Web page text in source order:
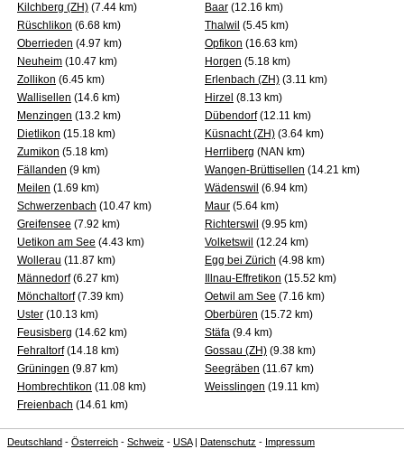
Kilchberg (ZH) (7.44 km) Baar (12.16 km)
Rüschlikon (6.68 km) Thalwil (5.45 km)
Oberrieden (4.97 km) Opfikon (16.63 km)
Neuheim (10.47 km) Horgen (5.18 km)
Zollikon (6.45 km) Erlenbach (ZH) (3.11 km)
Wallisellen (14.6 km) Hirzel (8.13 km)
Menzingen (13.2 km) Dübendorf(12.11 km)
Dietlikon (15.18 km) Küsnacht (ZH) (3.64 km)
Zumikon (5.18 km) Herrliberg (NAN km)
Fällanden (9 km) Wangen-Brüttisellen (14.21 km)
Meilen (1.69 km) Wädenswil (6.94 km)
Schwerzenbach (10.47 km) Maur (5.64 km)
Greifensee (7.92 km) Richterswil (9.95 km)
Uetikon am See (4.43 km) Volketswil (12.24 km)
Wollerau (11.87 km) Egg bei Zürich (4.98 km)
Männedorf(6.27 km) Illnau-Effretikon (15.52 km)
Mönchaltorf(7.39 km) Oetwil am See (7.16 km)
Uster (10.13 km) Oberbüren (15.72 km)
Feusisberg (14.62 km) Stäfa (9.4 km)
Fehraltorf(14.18 km) Gossau (ZH) (9.38 km)
Grüningen (9.87 km) Seegräben (11.67 km)
Hombrechtikon (11.08 km) Weisslingen (19.11 km)
Freienbach (14.61 km)
Deutschland - Österreich - Schweiz - USA| Datenschutz - Impressum